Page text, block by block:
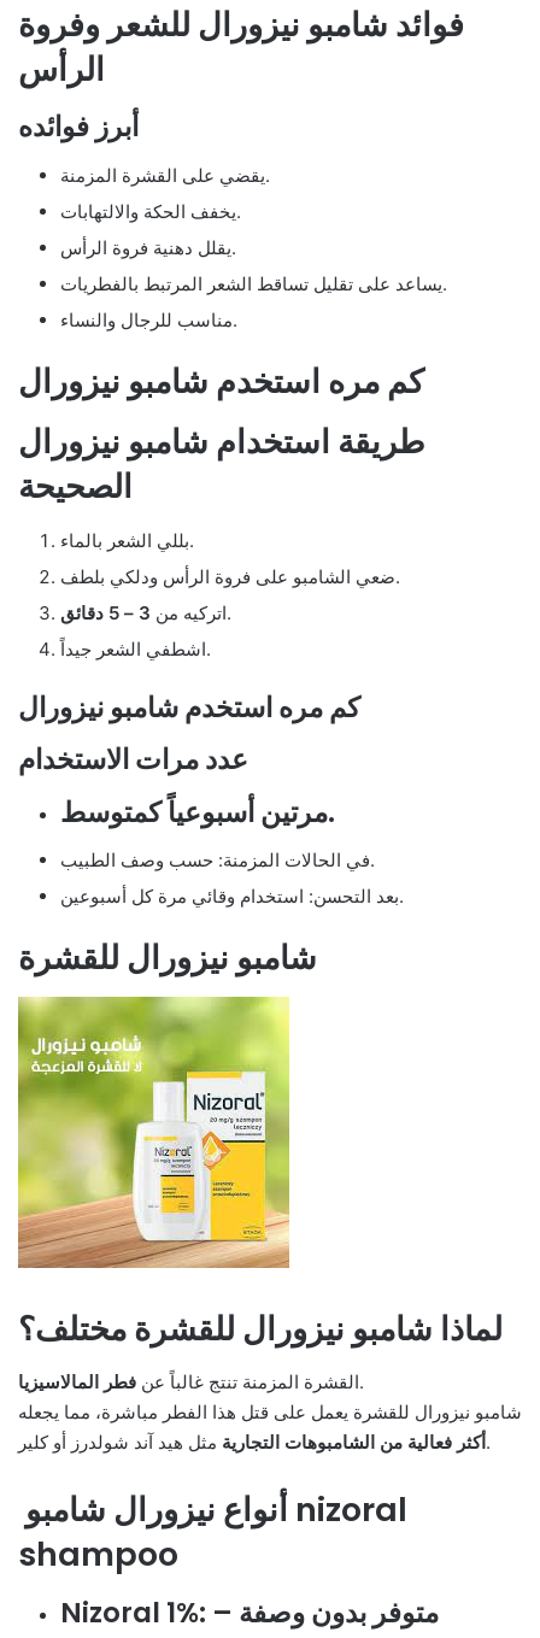
فوائد شامبو نيزورال للشعر وفروة
الرأس
أبرز فوائده
يقضي على القشرة المزمنة.
يخفف الحكة والالتهابات.
يقلل دهنية فروة الرأس.
يساعد على تقليل تساقط الشعر المرتبط بالفطريات.
مناسب للرجال والنساء.
كم مره استخدم شامبو نيزورال
طريقة استخدام شامبو نيزورال
الصحيحة
بللي الشعر بالماء.
ضعي الشامبو على فروة الرأس ودلكي بلطف.
اتركيه من 3 – 5 دقائق
.
اشطفي الشعر جيداً.
كم مره استخدم شامبو نيزورال
عدد مرات الاستخدام
مرتين أسبوعياً كمتوسط.
في الحالات المزمنة: حسب وصف الطبيب.
بعد التحسن: استخدام وقائي مرة كل أسبوعين.
شامبو نيزورال للقشرة
لماذا شامبو نيزورال للقشرة مختلف؟
القشرة المزمنة تنتج غالباً عن فطر المالاسيزيا
.
شامبو نيزورال للقشرة يعمل على قتل هذا الفطر مباشرة، مما يجعله
أكثر فعالية من الشامبوهات التجاريةمثل هيد آند شولدرز أو كلير.
shampoo
Nizoral 1%: متوفر بدون وصفة –